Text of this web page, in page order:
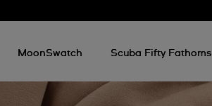
MoonSwatch Scuba Fifty Fathoms